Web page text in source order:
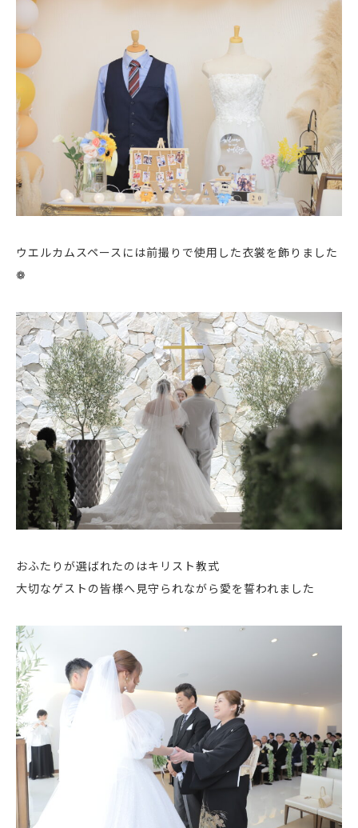
ウエルカムスペースには前撮りで使用した衣裳を飾りました
❁
おふたりが選ばれたのはキリスト教式
大切なゲストの皆様へ見守られながら愛を誓われました